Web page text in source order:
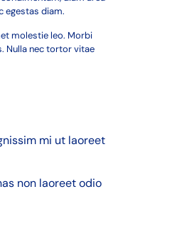
egestas diam.
molestie leo. Morbi
Nulla nec tortor vitae
mi ut laoreet
non laoreet odio